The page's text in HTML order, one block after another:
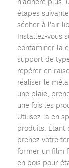
étapes
sécher à l'air
Installez-vous
contaminer la
support de
repérer en
réaliser le
une plaie,
une fois les
Utilisez-la en
produits. Étant
prenez votre
former un film
en bois pour